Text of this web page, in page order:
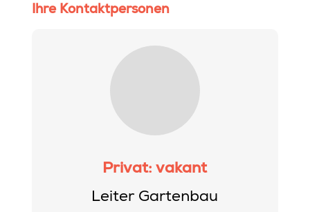
Ihre Kontaktpersonen
Privat: vakant
Leiter Gartenbau